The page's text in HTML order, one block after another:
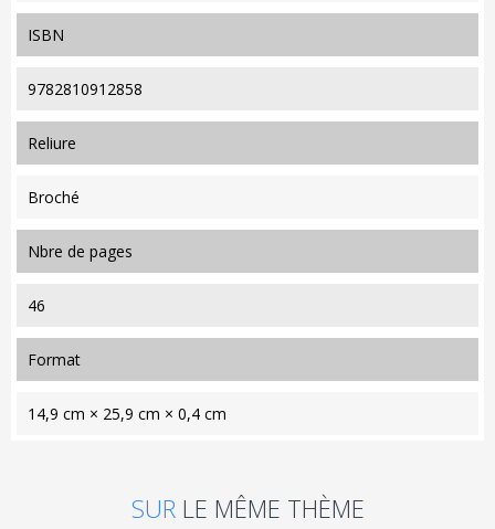
ISBN
9782810912858
reliure
Broché
nbre de pages
46
format
14,9 cm × 25,9 cm × 0,4 cm
SUR LE MÊME THÈME